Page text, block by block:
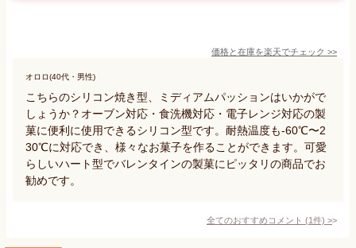
価格と在庫を楽天でチェック >>
オロロ(40代・男性)
こちらのシリコン焼き型、ミディアムパッションはいかがで
しょうか？オーブン対応・食洗機対応・電子レンジ対応の製
菓に便利に使用できるシリコン型です。耐熱温度も-60℃〜2
30℃に対応でき、様々なお菓子を作ることができます。可愛
らしいハート型でバレンタインの製菓にピッタリの商品でお
勧めです。
全てのおすすめコメント (1件) >